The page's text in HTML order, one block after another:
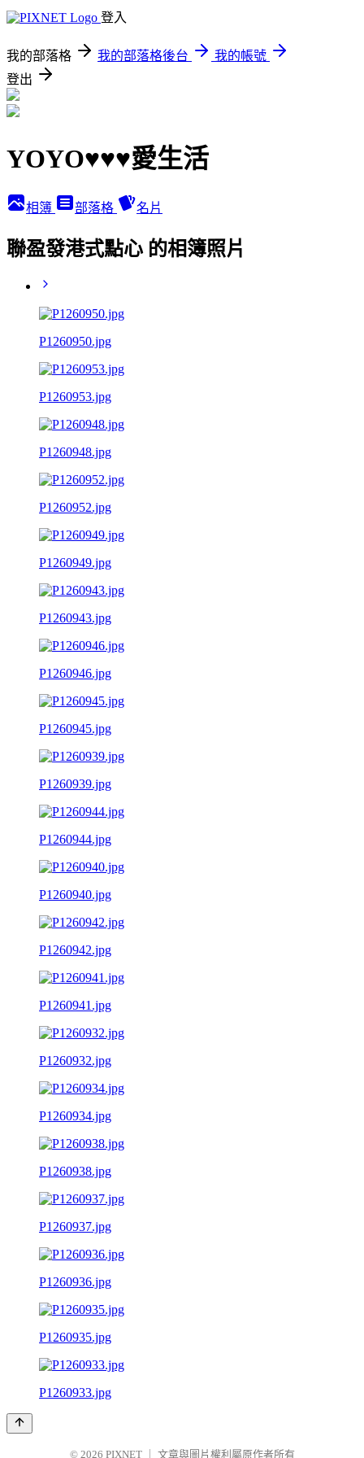
登入
我的部落格 我的部落格後台
我的帳號
登出
YOYO♥♥♥愛生活
相簿 部落格 名片
聯盈發港式點心 的相簿照片
P1260950.jpg
P1260953.jpg
P1260948.jpg
P1260952.jpg
P1260949.jpg
P1260943.jpg
P1260946.jpg
P1260945.jpg
P1260939.jpg
P1260944.jpg
P1260940.jpg
P1260942.jpg
P1260941.jpg
P1260932.jpg
P1260934.jpg
P1260938.jpg
P1260937.jpg
P1260936.jpg
P1260935.jpg
P1260933.jpg
© 2026 PIXNET 文章與圖片權利屬原作者所有